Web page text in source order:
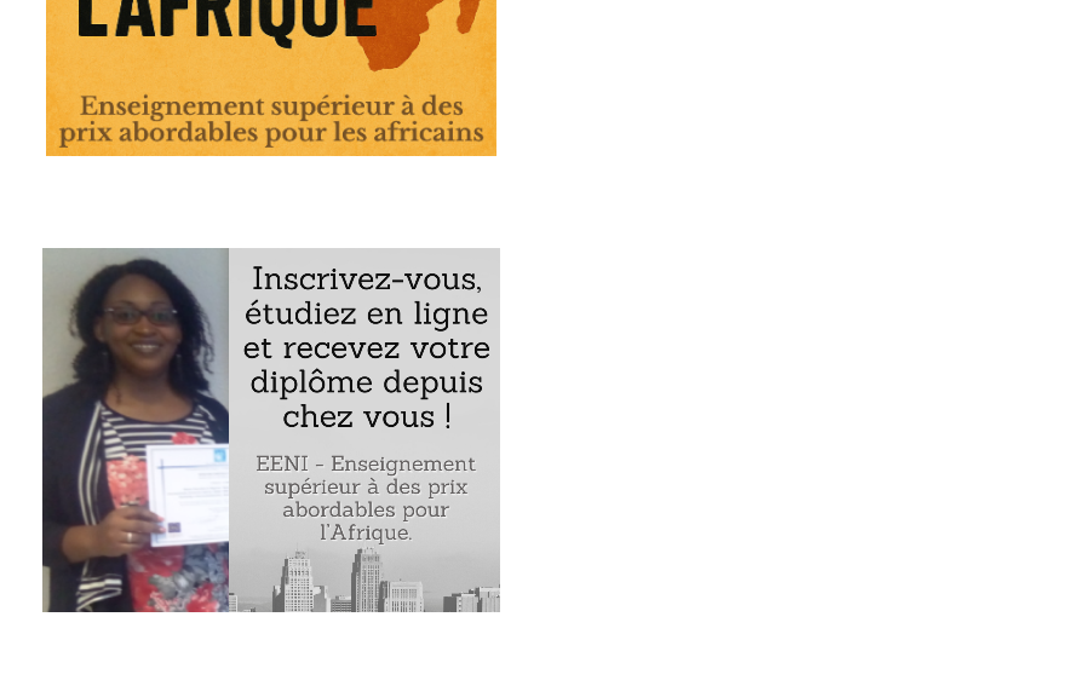
à la Commission de l’Océan Indien (Afrique de l’Est)
de la Commission
Commission de l’Océan Indien : l’Union des Comores, l’île de la Réunion (la
l’Île Maurice et les Seychelles
infrastructures économiques régionales
et la Commission de l’Océan Indien : ensemble pour le développement
de l’Océan Indien
certificat d’origine
de la Commission de l’Océan Indien
Asie-Afrique
Exemple : la Commission de l’Océan Indien (COI) :